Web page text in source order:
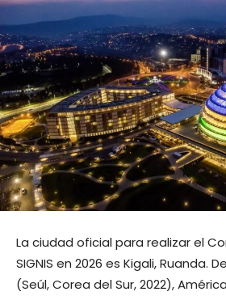
La ciudad oficial para realizar el
SIGNIS en 2026 es Kigali, Ruanda.
(Seúl, Corea del Sur, 2022),